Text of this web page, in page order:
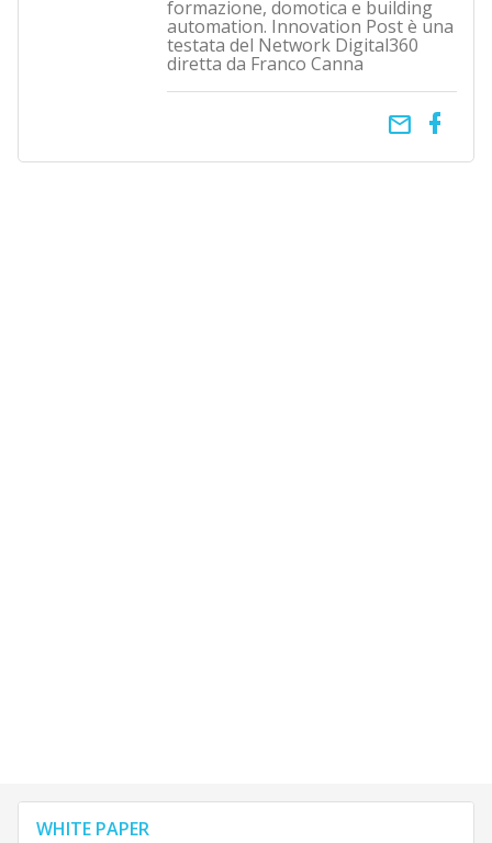
formazione, domotica e building
automation. Innovation Post è una
testata del Network Digital360
diretta da Franco Canna
email
WHITE PAPER